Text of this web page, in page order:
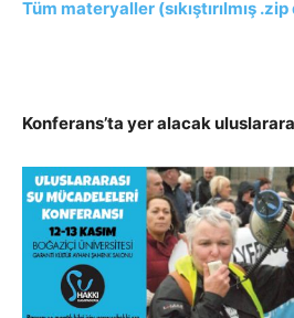
Tüm materyaller (sıkıştırılmış
Konferans’ta yer alacak